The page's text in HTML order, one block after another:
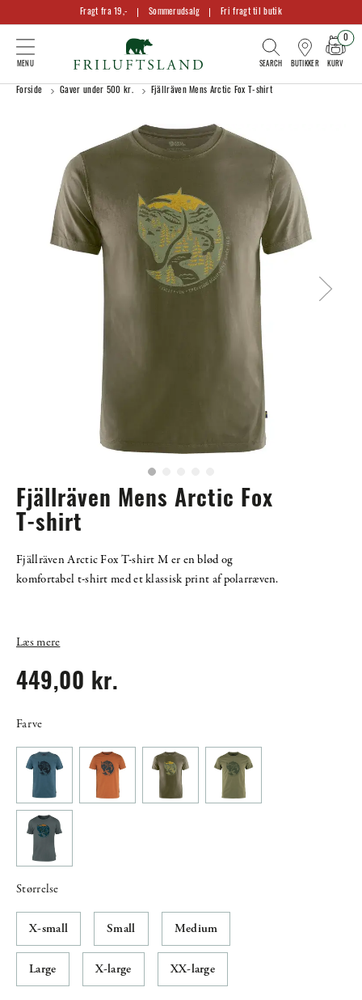
Fragt fra 19,- Sommerudsalg Fri fragt til butik
BUTIKKER KURV
0
Forside Gaver under 500 kr. Fjällräven Mens Arctic Fox T-shirt
Fjällräven Mens Arctic Fox
T-shirt
Fjällräven Arctic Fox T-shirt M er en blød og
komfortabel t-shirt med et klassisk print af polarræven.
Læs mere
449,00 kr.
Farve
Størrelse
X-small Small Medium
Large X-large XX-large